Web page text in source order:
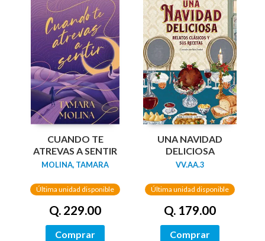
CUANDO TE
ATREVAS A SENTIR
MOLINA, TAMARA
Última unidad disponible
Q. 229.00
Comprar
UNA NAVIDAD
DELICIOSA
VV.AA.3
Última unidad disponible
Q. 179.00
Comprar